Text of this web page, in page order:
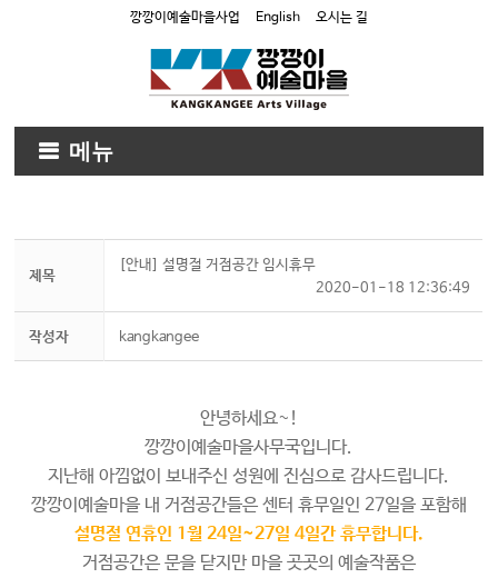
깡깡이예술마을사업 English 오시는 길
메뉴
제목
[안내] 설명절 거점공간 임시휴무
2020-01-18 12:36:49
작성자 kangkangee
안녕하세요~!
깡깡이예술마을사무국입니다.
지난해 아낌없이 보내주신 성원에 진심으로 감사드립니다.
깡깡이예술마을 내 거점공간들은 센터 휴무일인 27일을 포함해
설명절 연휴인 1월 24일~27일 4일간 휴무합니다.
거점공간은 문을 닫지만 마을 곳곳의 예술작품은